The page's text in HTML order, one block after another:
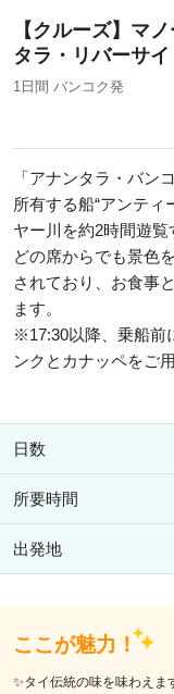
【クルーズ】マ
タラ・リバーサイ
1日間 バンコク発
「アナンタラ・バン
所有する船“アンティ
ヤー川を約2時間遊覧
どの席からでも景色
されており、お食事
ます。
※17:30以降、乗船前
ンクとカナッペをご
日数
所要時間
出発地
ここが魅力！
✨タイ伝統の味を味わえま